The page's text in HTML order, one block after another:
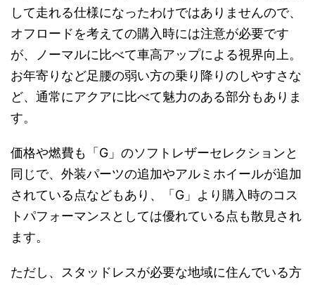
して走れる仕様になったわけではありませんので、
オフロードを考えての購入時には注意が必要です
が、ノーマルに比べて車高アップによる視界向上。
お年寄りなど足腰の弱い方の乗り降りのしやすさな
ど、通常にアクアに比べて魅力のある部分もありま
す。
価格や燃費も「G」のソフトレザーセレクションと
同じで、外装パーツの追加やアルミホイールが追加
されている点などもあり、「G」より購入時のコス
トパフォーマンスとしては優れている点も散見され
ます。
ただし、スタッドレスが必要な地域に住んでいる方